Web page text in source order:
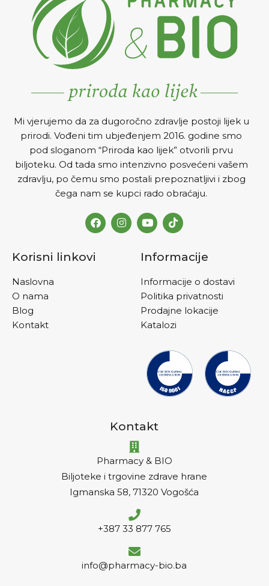
Mi vjerujemo da za dugoročno zdravlje postoji lijek u
prirodi. Vođeni tim ubjeđenjem 2016. godine smo
pod sloganom “Priroda kao lijek” otvorili prvu
biljoteku. Od tada smo intenzivno posvećeni vašem
zdravlju, po čemu smo postali prepoznatljivi i zbog
čega nam se kupci rado obraćaju.
Korisni linkovi
Naslovna
O nama
Blog
Kontakt
Informacije
Informacije o dostavi
Politika privatnosti
Prodajne lokacije
Katalozi
Kontakt
Pharmacy & BIO
Biljoteke i trgovine zdrave hrane
Igmanska 58, 71320 Vogošća
+387 33 877 765
info@pharmacy-bio.ba